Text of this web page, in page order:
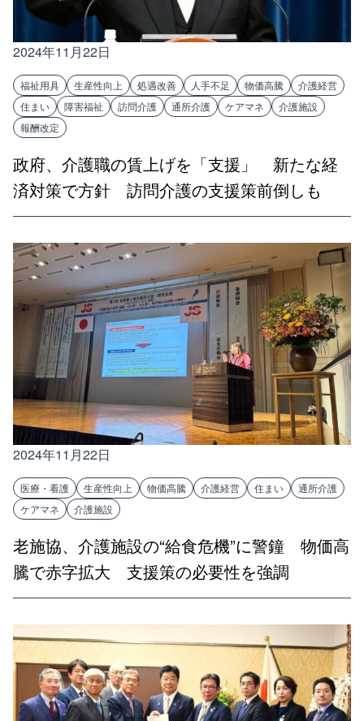
2024年11月22日
福祉用具 生産性向上 処遇改善 人手不足 物価高騰
介護経営
住まい
障害福祉 訪問介護 通所介護 ケアマネ
介護施設
報酬改定
政府、介護職の賃上げを「支援」 新たな経
済対策で方針 訪問介護の支援策前倒しも
2024年11月22日
医療・看護 生産性向上 物価高騰 介護経営 住まい
通所介護
ケアマネ
介護施設
老施協、介護施設の“給食危機”に警鐘 物価高
騰で赤字拡大 支援策の必要性を強調